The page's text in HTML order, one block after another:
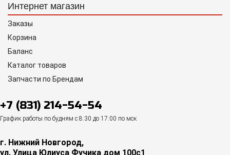
Интернет магазин
Заказы
Корзина
Баланс
Каталог товаров
Запчасти по Брендам
+7 (831) 214-54-54
График работы по будням с 8:30 до 17:00 по мск
г. Нижний Новгород,
ул. Улица Юлиуса Фучика дом 100с1